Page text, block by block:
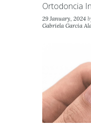
Ortodoncia
29 January, 2024
Gabriela Garcia